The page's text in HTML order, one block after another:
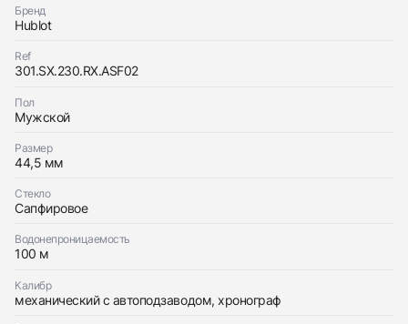
Бренд
Hublot
Ref
301.SX.230.RX.ASF02
Пол
Мужской
Размер
44,5 мм
Стекло
Сапфировое
Водонепроницаемость
100 м
Калибр
механический с автоподзаводом, хронограф
Оставьте ваши контактные данные и мы свяжемся
Big Bang
с вами
$8,250